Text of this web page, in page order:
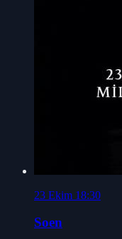
23 Ekim 18:30
Soen